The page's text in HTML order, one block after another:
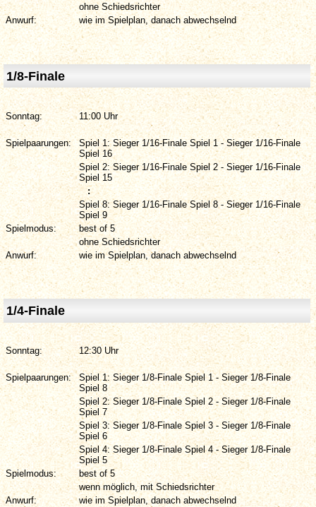
ohne Schiedsrichter
Anwurf:
wie im Spielplan, danach abwechselnd
1/8-Finale
Sonntag: 11:00 Uhr
Spielpaarungen:
Spiel 1: Sieger 1/16-Finale Spiel 1 - Sieger 1/16-Finale
Spiel 16
Spiel 2: Sieger 1/16-Finale Spiel 2 - Sieger 1/16-Finale
Spiel 15
:
Spiel 8: Sieger 1/16-Finale Spiel 8 - Sieger 1/16-Finale
Spiel 9
Spielmodus:
best of 5
ohne Schiedsrichter
Anwurf:
wie im Spielplan, danach abwechselnd
1/4-Finale
Sonntag: 12:30 Uhr
Spielpaarungen:
Spiel 1: Sieger 1/8-Finale Spiel 1 - Sieger 1/8-Finale
Spiel 8
Spiel 2: Sieger 1/8-Finale Spiel 2 - Sieger 1/8-Finale
Spiel 7
Spiel 3: Sieger 1/8-Finale Spiel 3 - Sieger 1/8-Finale
Spiel 6
Spiel 4: Sieger 1/8-Finale Spiel 4 - Sieger 1/8-Finale
Spiel 5
Spielmodus:
best of 5
wenn möglich, mit Schiedsrichter
Anwurf:
wie im Spielplan, danach abwechselnd